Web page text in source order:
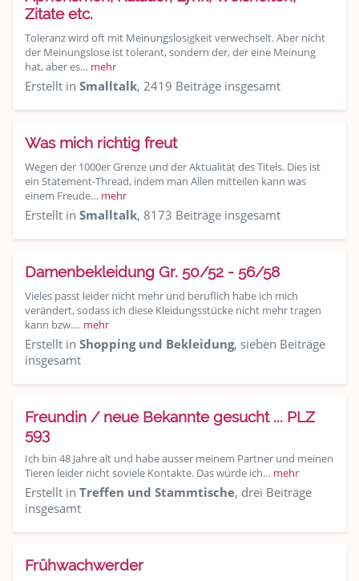
Zitate etc.
Toleranz wird oft mit Meinungslosigkeit verwechselt. Aber nicht
der Meinungslose ist tolerant, sondern der, der eine Meinung
hat, aber es… mehr
Erstellt in Smalltalk, 2419 Beiträge insgesamt
Was mich richtig freut
Wegen der 1000er Grenze und der Aktualität des Titels. Dies ist
ein Statement-Thread, indem man Allen mitteilen kann was
einem Freude… mehr
Erstellt in Smalltalk, 8173 Beiträge insgesamt
Damenbekleidung Gr. 50/52 - 56/58
Vieles passt leider nicht mehr und beruflich habe ich mich
verändert, sodass ich diese Kleidungsstücke nicht mehr tragen
kann bzw.… mehr
Erstellt in Shopping und Bekleidung, sieben Beiträge
insgesamt
Freundin / neue Bekannte gesucht ... PLZ
593
Ich bin 48 Jahre alt und habe ausser meinem Partner und meinen
Tieren leider nicht soviele Kontakte. Das würde ich… mehr
Erstellt in Treffen und Stammtische, drei Beiträge
insgesamt
Frühwachwerder